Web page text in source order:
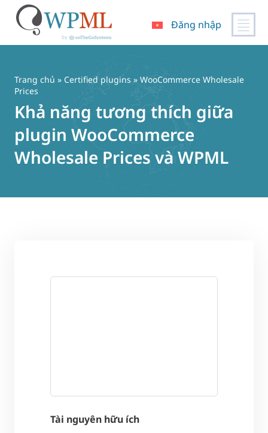
dung
Đăng nhập
Trang chủ » Certified plugins » WooCommerce Wholesale
Prices
Khả năng tương thích giữa
plugin WooCommerce
Wholesale Prices và WPML
Tài nguyên hữu ích